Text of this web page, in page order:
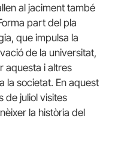
al jaciment també
part del pla
que impulsa la
de la universitat,
aquesta i altres
la societat. En aquest
de juliol visites
la història del